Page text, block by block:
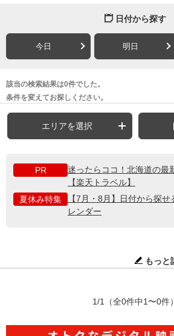
日付から探す
今日 明日
該当の検索結果は0件でした。
条件を変えてお探しください。
エリアを選択
PR
迷ったらココ！北海道の最
【楽天トラベル】
夏休み特集
【7月・8月】日付から探
レンダー
もっと
1/1 （全0件中1〜0件）